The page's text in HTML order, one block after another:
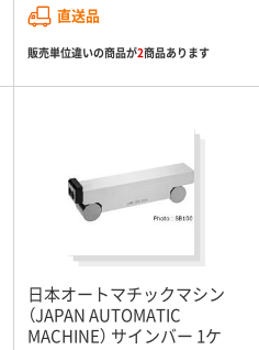
直送品
販売単位違いの商品が2商品あります
日本オートマチックマシン
（JAPAN AUTOMATIC
MACHINE） サインバー 1ケ